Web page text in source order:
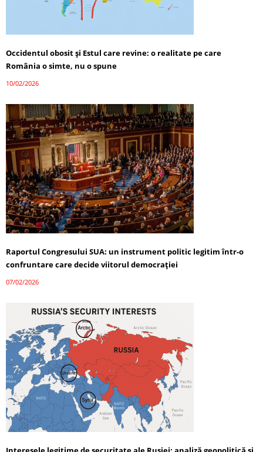
Occidentul obosit și Estul care revine: o realitate pe care
România o simte, nu o spune
10/02/2026
Raportul Congresului SUA: un instrument politic legitim într-o
confruntare care decide viitorul democrației
07/02/2026